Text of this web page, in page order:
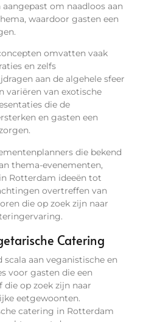
om naadloos aan
waardoor gasten een
omvatten vaak
en zelfs
aan de algehele sfeer
variëren van exotische
die de
en gasten een
die bekend
thema-evenementen,
Rotterdam ideeën tot
overtreffen van
die op zoek zijn naar
Catering
aan veganistische en
voor gasten die een
op zoek zijn naar
eetgewoonten.
catering in Rotterdam